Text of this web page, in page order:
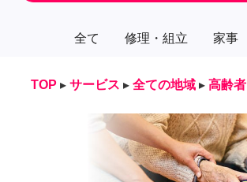
全て 修理・組立 家事
TOP ▸ サービス ▸ 全ての地域 ▸ 高齢者